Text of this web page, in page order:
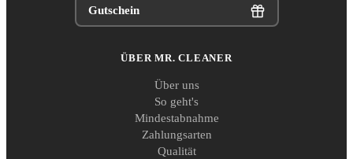
Gutschein
ÜBER MR. CLEANER
Über uns
So geht's
Mindestabnahme
Zahlungsarten
Qualität